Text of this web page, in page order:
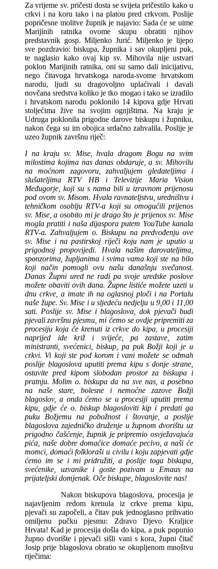
Za vrijeme sv. pričesti dosta se svijeta pričestilo kako u
crkvi i na koru tako i na platou pred crkvom. Poslije
popričesne molitve župnik je najavio: Sada će se uime
Marijinih ratnika ovome skupu obratiti njihov
predstavnik gosp. Miljenko Jurić. Miljenko je lijepo
sve pozdravio: biskupa, župnika i sav okupljeni puk,
te naglasio kako ovaj kip sv. Mihovila nije ustvari
poklon Marijinih ratnika, oni su samo dali inicijativu,
nego čitavoga hrvatskoga naroda-svome hrvatskom
narodu, ljudi su dragovoljno uplaćivali i davali
novčana sredstva koliko je tko mogao i tako se izradilo
i hrvatskom narodu poklonilo 14 kipova gdje Hrvati
stoljećima žive na svojim ognjištima. Na kraju je
Udruga poklonila prigodne darove biskupu i župniku,
nakon čega su im obojica srdačno zahvalila. Poslije je
uzeo župnik završnu riječ:
I na kraju sv. Mise, hvala dragom Bogu na svim
milostima kojima nas danas obdaruje, a sv. Mihovilu
na moćnom zagovoru, zahvaljujem gledateljima i
slušateljima RTV HB i Televizije Maria Vision
Međugorje, koji su s nama bili u izravnom prijenosu
pod ovom sv. Misom. Hvala ravnateljstvu, uredništvu i
tehničkom osoblju RTV-a koji su omogućili prijenos
sv. Mise, a osobito mi je drago što je prijenos sv. Mise
mogla pratiti i naša dijaspora putem YouTube kanala
RTV-a. Zahvaljujem o. Biskupu na predvođenju ove
sv. Mise i na pastirskoj riječi koju nam je uputio u
prigodnoj propovijedi. Hvala našim darovateljima,
sponzorima, župljanima i svima vama koji ste na bilo
koji način pomogli ovu našu današnju svečanost.
Danas Župni ured ne radi pa svoje uredske poslove
možete obaviti ovih dana. Župne listiće možete uzeti u
dnu crkve, a imate ih na oglasnoj ploči i na Portalu
naše župe. Sv. Mise i u sljedeću nedjelju u 9,00 i 11,00
sati. Poslije sv. Mise i blagoslova, dok pjevači budi
pjevali završnu pjesmu, mi ćemo se ovdje pripremiti za
procesiju koja će krenuti iz crkve do kipa, u procesiji
naprijed ide križ i svijeće, pa zastave, zatim
ministranti, svećenici, biskup, pa puk Božji koji je u
crkvi. Vi koji ste pod korom i vani možete se odmah
poslije blagoslova uputiti prema kipu s donje strane,
ostavite pred kipom slobodan prostor za biskupa i
pratnju. Molim o. biskupa da na sve nas, a posebno
na naše stare, bolesne i nemoćne zazove Božji
blagoslov, a onda ćemo se u procesiji uputiti prema
kipu, gdje će o. biskup blagosloviti kip i predati ga
puku Božjemu na pobožnost i štovanje, a poslije
blagoslova zajedničko druženje u župnom dvorištu uz
prigodno čašćenje, župnik je pripremio osvježavajuća
pića, naše dobre domaćice domaće pecivo, a naši će
momci, domaći folkloraši u civilu i koju zapjevati gdje
ćemo im se i mi pridružiti, a poslije toga biskupa,
svećenike, uzvanike i goste pozivam u Emaus na
prijateljski domjenak. Oče biskupe, blagoslovite nas!
Nakon biskupova blagoslova, procesija je
najavljenim redom krenula iz crkve prema kipu,
pjevači su započeli, a čitav puk jednoglasno prihvatio
omiljenu pučku pjesmu: Zdravo Djevo Kraljice
Hrvata! Kad je procesija došla do kipa, a puk popunio
župno dvorište i pjevači sišli vani s kora, župni čitač
Josip prije blagoslova obratio se okupljenom mnoštvu
riječima: